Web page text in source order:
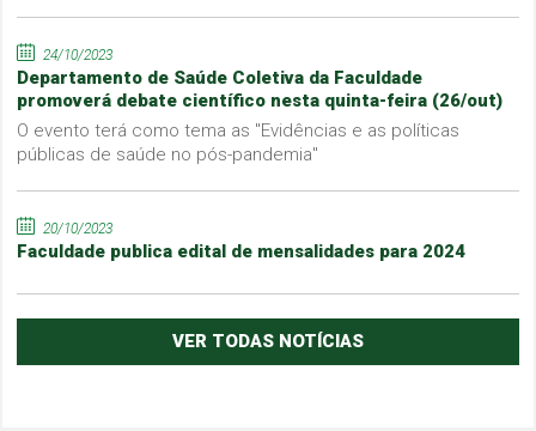
24/10/2023
Departamento de Saúde Coletiva da Faculdade
promoverá debate científico nesta quinta-feira (26/out)
O evento terá como tema as "Evidências e as políticas
públicas de saúde no pós-pandemia"
20/10/2023
Faculdade publica edital de mensalidades para 2024
VER TODAS NOTÍCIAS